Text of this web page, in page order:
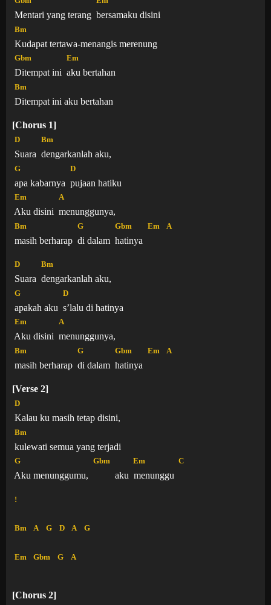
Mentari yang terang bersamaku disini
Bm
Kudapat tertawa-menangis merenung
Gbm
Ditempat ini
Em
aku bertahan
Bm
Ditempat ini aku bertahan
[Chorus 1]
D
Suara
Bm
dengarkanlah aku,
G
apa kabarnya
D
pujaan hatiku
Em
Aku disini
A
menunggunya,
Bm
masih berharap
G
di dalam
Gbm
hatinya
Em A
D
Suara
Bm
dengarkanlah aku,
G
apakah aku
D
s’lalu di hatinya
Em
Aku disini
A
menunggunya,
Bm
masih berharap
G
di dalam
Gbm
hatinya
Em A
[Verse 2]
D
Kalau ku masih tetap disini,
Bm
kulewati semua yang terjadi
G
Aku menunggumu,
Gbm
aku
Em
menunggu
C
!
Bm A G D A G
Em Gbm G A
[Chorus 2]